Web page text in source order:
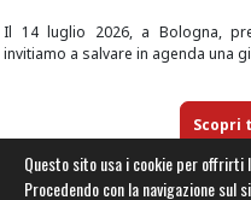
Il 14 luglio 2026, a Bologna,
invitiamo a salvare in agenda una
Scopri
Questo sito usa i cookie per offrirti
Procedendo con la navigazione